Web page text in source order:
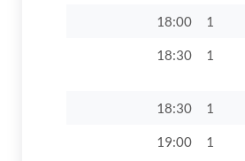
18:00 1
18:30 1
18:30 1
19:00 1